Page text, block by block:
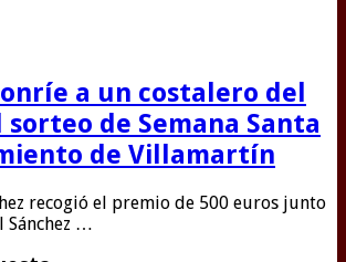
a un costalero del
sorteo de Semana Santa
de Villamartín
recogió el premio de 500 euros junto
Sánchez …